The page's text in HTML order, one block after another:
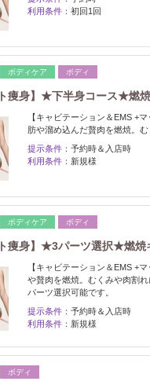
利用条件： 初回1回
ボディケア ボディ
ト痩身】★下半身コース★燃
【キャビテーション＆EMS +
肪や溜め込んだ贅肉を燃焼。
提示条件： 予約時＆入店時
利用条件： 新規様
ボディケア ボディ
ト痩身】★3パーツ選択★燃
【キャビテーション＆EMS +
や贅肉を燃焼。むくみや肉割
パーツ選択可能です。
提示条件： 予約時＆入店時
利用条件： 新規様
ボディ